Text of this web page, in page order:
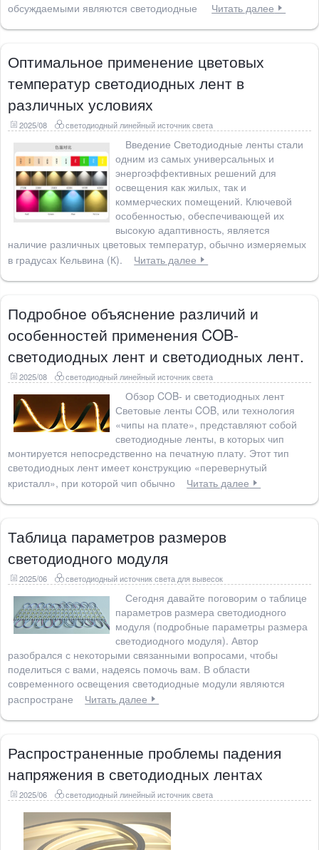
обсуждаемыми являются светодиодные
Читать далее
Оптимальное применение цветовых
температур светодиодных лент в
различных условиях
2025/08 светодиодный линейный источник света
Введение Светодиодные ленты стали
одним из самых универсальных и
энергоэффективных решений для
освещения как жилых, так и
коммерческих помещений. Ключевой
особенностью, обеспечивающей их
высокую адаптивность, является
наличие различных цветовых температур, обычно измеряемых
в градусах Кельвина (К).
Читать далее
Подробное объяснение различий и
особенностей применения COB-
светодиодных лент и светодиодных лент.
2025/08 светодиодный линейный источник света
Обзор COB- и светодиодных лент
Световые ленты COB, или технология
«чипы на плате», представляют собой
светодиодные ленты, в которых чип
монтируется непосредственно на печатную плату. Этот тип
светодиодных лент имеет конструкцию «перевернутый
кристалл», при которой чип обычно
Читать далее
Таблица параметров размеров
светодиодного модуля
2025/06 светодиодный источник света для вывесок
Сегодня давайте поговорим о таблице
параметров размера светодиодного
модуля (подробные параметры размера
светодиодного модуля). Автор
разобрался с некоторыми связанными вопросами, чтобы
поделиться с вами, надеясь помочь вам. В области
современного освещения светодиодные модули являются
распростране
Читать далее
Распространенные проблемы падения
напряжения в светодиодных лентах
2025/06 светодиодный линейный источник света